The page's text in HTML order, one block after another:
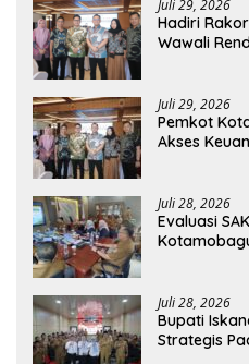
Juli 29, 2026
Hadiri
Wawali
Juli 29, 2026
Pemkot
Akses
Juli 28, 2026
Evaluasi
Juli 28, 2026
Bupati
Strategis